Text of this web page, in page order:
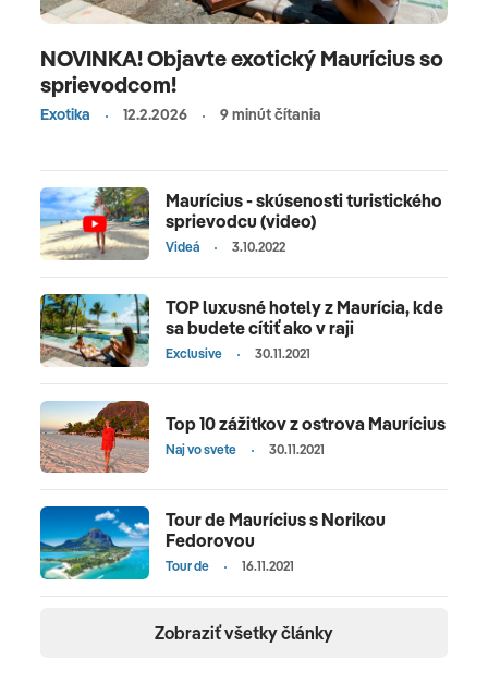
NOVINKA! Objavte exotický Maurícius so
sprievodcom!
Exotika 12.2.2026 9 minút čítania
Maurícius - skúsenosti turistického
sprievodcu (video)
Videá 3.10.2022
TOP luxusné hotely z Maurícia, kde
sa budete cítiť ako v raji
Exclusive 30.11.2021
Top 10 zážitkov z ostrova Maurícius
Naj vo svete 30.11.2021
Tour de Maurícius s Norikou
Fedorovou
Tour de 16.11.2021
Zobraziť všetky články